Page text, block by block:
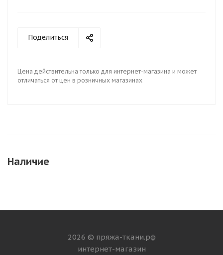
Поделиться
Цена действительна только для интернет-магазина и может
отличаться от цен в розничных магазинах
Наличие
2026 © пряжа-ткани.рф
интернет-магазин